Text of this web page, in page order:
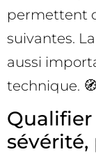
permettent
suivantes.
aussi
technique. 🧭
Qualifier
sévérité,